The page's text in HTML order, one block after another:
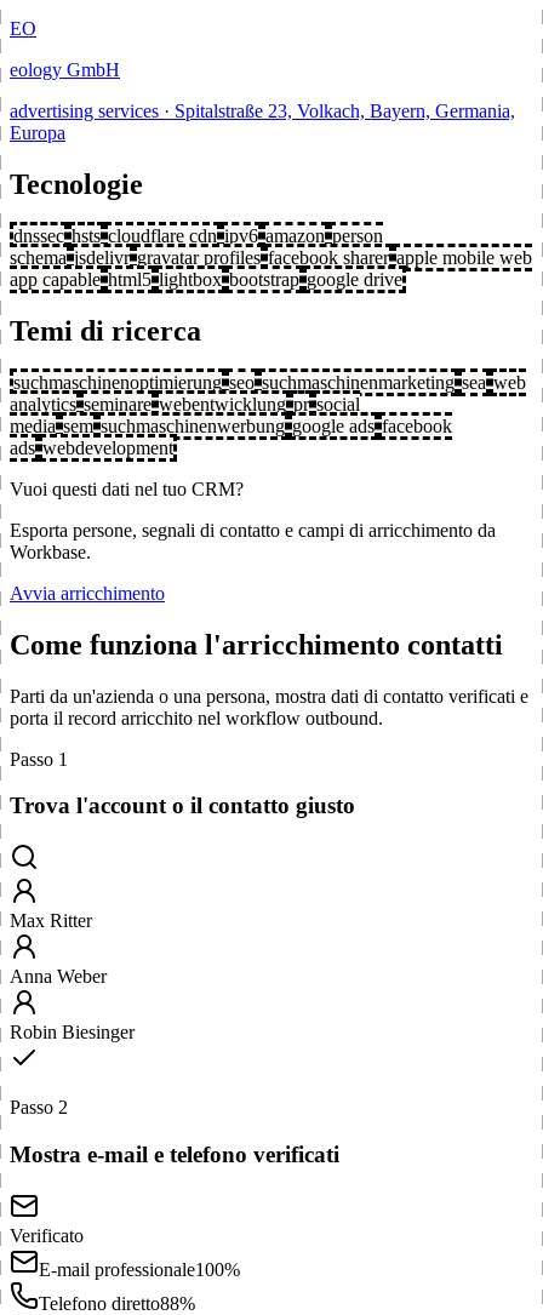
EO
eology GmbH
advertising services · Spitalstraße 23, Volkach, Bayern, Germania,
Europa
Tecnologie
dnssec hsts cloudflare cdn ipv6 amazon person
schema jsdelivr gravatar profiles facebook sharer apple mobile web
app capable html5 lightbox bootstrap google drive
Temi di ricerca
suchmaschinenoptimierung seo suchmaschinenmarketing sea web
analytics seminare webentwicklung pr social
media sem suchmaschinenwerbung google ads facebook
ads webdevelopment
Vuoi questi dati nel tuo CRM?
Esporta persone, segnali di contatto e campi di arricchimento da
Workbase.
Avvia arricchimento
Come funziona l'arricchimento contatti
Parti da un'azienda o una persona, mostra dati di contatto verificati e
porta il record arricchito nel workflow outbound.
Passo 1
Trova l'account o il contatto giusto
Max Ritter
Anna Weber
Robin Biesinger
Passo 2
Mostra e-mail e telefono verificati
Verificato
E-mail professionale100%
Telefono diretto88%